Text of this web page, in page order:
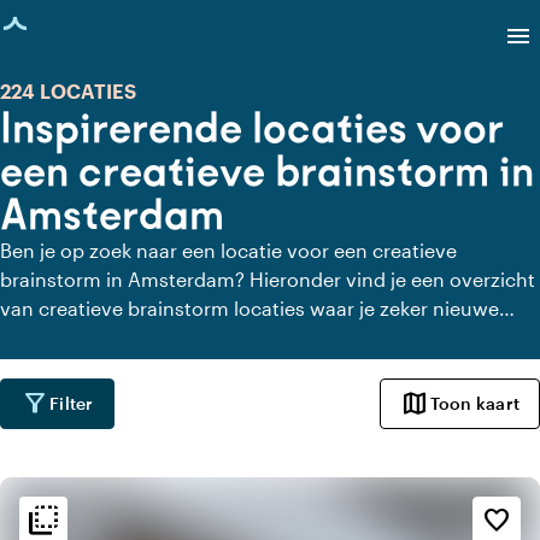
geladen
menu
Inspirerende locaties voor
een creatieve brainstorm in
Amsterdam
224 LOCATIES
Ben je op zoek naar een locatie voor een creatieve
brainstorm in Amsterdam? Hieronder vind je een overzicht
van creatieve brainstorm locaties waar je zeker nieuwe
om jouw brainstormsessie te organiseren.
filter_alt Filter map Toon kaart
flip_to_back favorite_border
flip_to_back Sfeer en esthetiek